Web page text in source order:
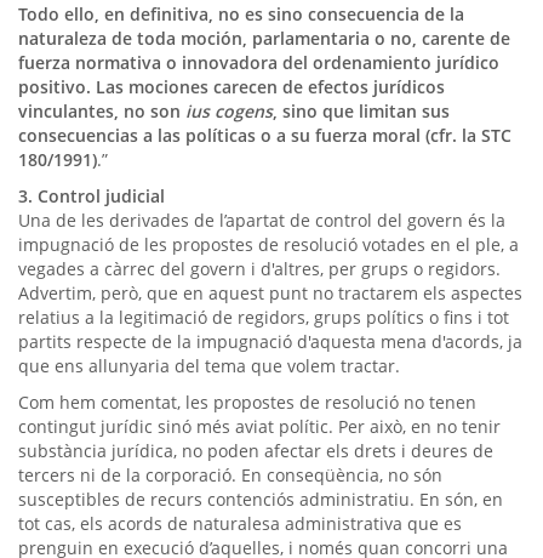
Todo ello, en definitiva, no es sino consecuencia de la
naturaleza de toda moción, parlamentaria o no, carente de
fuerza normativa o innovadora del ordenamiento jurídico
positivo. Las mociones carecen de efectos jurídicos
vinculantes, no son ius cogens, sino que limitan sus
consecuencias a las políticas o a su fuerza moral (cfr. la STC
180/1991).”
3. Control judicial
Una de les derivades de l’apartat de control del govern és la
impugnació de les propostes de resolució votades en el ple, a
vegades a càrrec del govern i d'altres, per grups o regidors.
Advertim, però, que en aquest punt no tractarem els aspectes
relatius a la legitimació de regidors, grups polítics o fins i tot
partits respecte de la impugnació d'aquesta mena d'acords, ja
que ens allunyaria del tema que volem tractar.
Com hem comentat, les propostes de resolució no tenen
contingut jurídic sinó més aviat polític. Per això, en no tenir
substància jurídica, no poden afectar els drets i deures de
tercers ni de la corporació. En conseqüència, no són
susceptibles de recurs contenciós administratiu. En són, en
tot cas, els acords de naturalesa administrativa que es
prenguin en execució d’aquelles, i només quan concorri una